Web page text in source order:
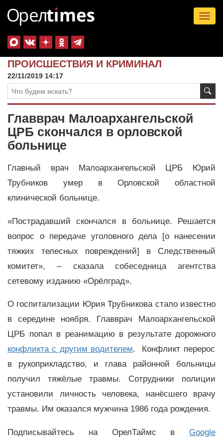
ПРОИСШЕСТВИЯ И КРИМИНАЛ
22/11/2019 14:17
Главврач Малоархангельской
ЦРБ скончался в орловской
больнице
Главный врач Малоархангельской ЦРБ Юрий
Трубников умер в Орловской областной
клинической больнице.
«Пострадавший скончался в больнице. Решается
вопрос о передаче уголовного дела [о нанесении
тяжких телесных повреждений] в Следственный
комитет», – сказала собеседница агентства
сетевому изданию «Орёлград».
О госпитализации Юрия Трубникова стало известно
в середине ноября. Главврач Малоархангельской
ЦРБ попал в реанимацию в результате дорожного
конфликта с другим водителем. Конфликт перерос
в рукоприкладство, и глава районной больницы
получил тяжёлые травмы. Сотрудники полиции
установили личность человека, нанёсшего врачу
травмы. Им оказался мужчина 1986 года рождения.
Подписывайтесь на ОрелТаймс в Google